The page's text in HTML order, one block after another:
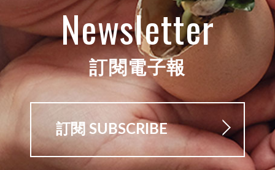
Newsletter
訂閱電子報
訂閱 SUBSCRIBE